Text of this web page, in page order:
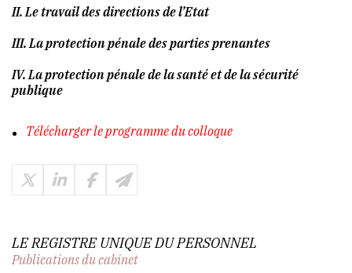
II. Le travail des directions de l’Etat
III. La protection pénale des parties prenantes
IV. La protection pénale de la santé et de la sécurité
publique
Télécharger le programme du colloque
LE REGISTRE UNIQUE DU PERSONNEL
Publications du cabinet